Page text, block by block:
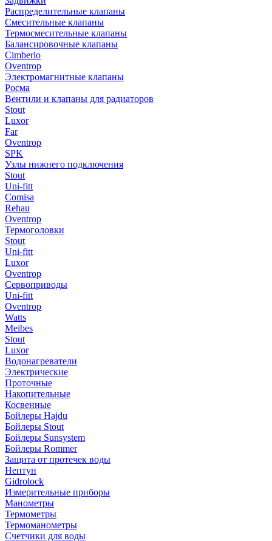
Распределительные клапаны
Cмесительные клапаны
Термосмесительные клапаны
Балансировочные клапаны
Cimberio
Oventrop
Электромагнитные клапаны
Росма
Вентили и клапаны для радиаторов
Stout
Luxor
Far
Oventrop
SPK
Узлы нижнего подключения
Stout
Uni-fitt
Comisa
Rehau
Oventrop
Термоголовки
Stout
Uni-fitt
Luxor
Oventrop
Сервоприводы
Uni-fitt
Oventrop
Watts
Meibes
Stout
Luxor
Водонагреватели
Электрические
Проточные
Накопительные
Косвенные
Бойлеры Hajdu
Бойлеры Stout
Бойлеры Sunsystem
Бойлеры Rommer
Защита от протечек воды
Нептун
Gidrolock
Измерительные приборы
Манометры
Термометры
Термоманометры
Счетчики для воды